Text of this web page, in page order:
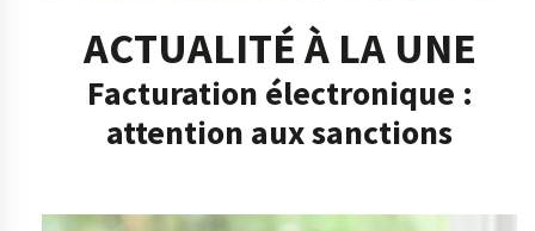
ACTUALITÉ À LA UNE
Facturation électronique :
attention aux sanctions